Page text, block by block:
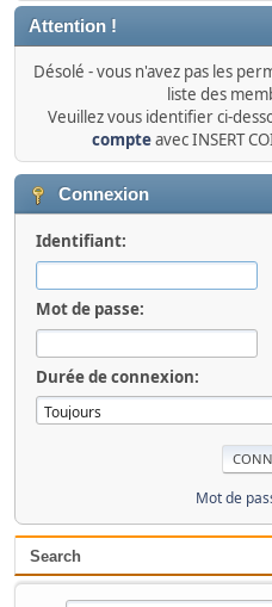
Search
Attention !
Désolé - vous n'avez pas les
liste des
Veuillez vous identifier ci-
compteavec INSERT
Connexion
Identifiant:
Mot de passe:
Durée de connexion:
Mot de